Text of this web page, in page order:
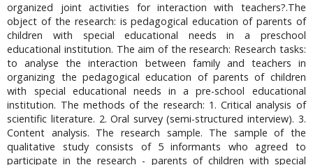
organized joint activities for interaction with teachers?.The
object of the research: is pedagogical education of parents of
children with special educational needs in a preschool
educational institution. The aim of the research: Research tasks:
to analyse the interaction between family and teachers in
organizing the pedagogical education of parents of children
with special educational needs in a pre-school educational
institution. The methods of the research: 1. Critical analysis of
scientific literature. 2. Oral survey (semi-structured interview). 3.
Content analysis. The research sample. The sample of the
qualitative study consists of 5 informants who agreed to
participate in the research - parents of children with special